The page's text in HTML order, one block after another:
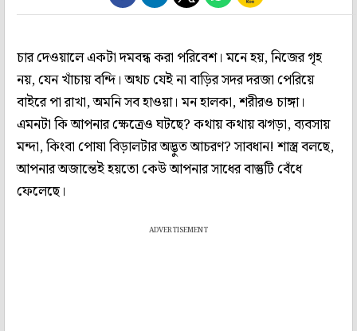
চার দেওয়ালে একটা দমবন্ধ করা পরিবেশ। মনে হয়, নিজের গৃহ
নয়, যেন খাঁচায় বন্দি। অথচ যেই না বাড়ির সদর দরজা পেরিয়ে
বাইরে পা রাখা, অমনি সব হাওয়া। মন হালকা, শরীরও চাঙ্গা।
এমনটা কি আপনার ক্ষেত্রেও ঘটছে? কথায় কথায় ঝগড়া, ব্যবসায়
মন্দা, কিংবা পোষা বিড়ালটার অদ্ভুত আচরণ? সাবধান! শাস্ত্র বলছে,
আপনার অজান্তেই হয়তো কেউ আপনার সাধের বাস্তুটি বেঁধে
ফেলেছে।
ADVERTISEMENT